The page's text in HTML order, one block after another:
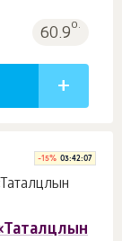
60.9о.
-15% 03:42:06